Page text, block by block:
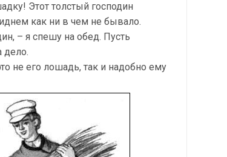
Этот толстый господин
как ни в чем не бывало.
– я спешу на обед. Пусть
дело.
не его лошадь, так и надобно ему